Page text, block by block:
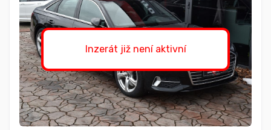
Inzerát již není aktivní